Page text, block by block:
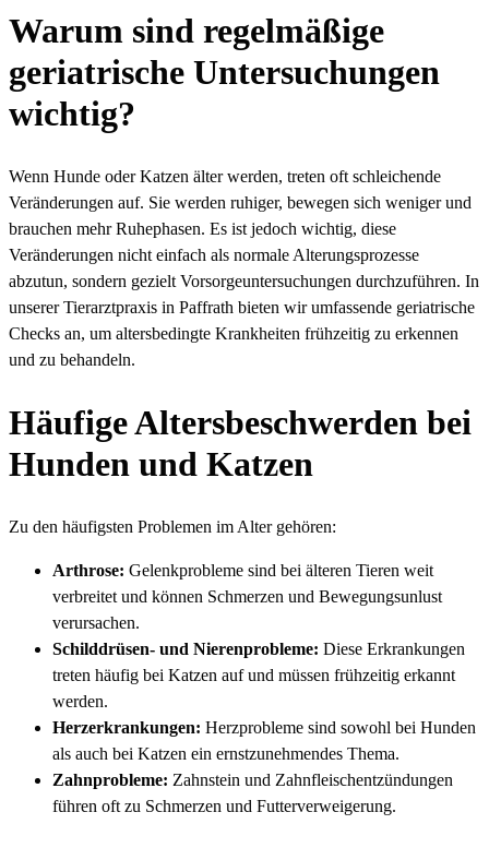
Warum sind regelmäßige
geriatrische Untersuchungen
wichtig?
Wenn Hunde oder Katzen älter werden, treten oft schleichende
Veränderungen auf. Sie werden ruhiger, bewegen sich weniger und
brauchen mehr Ruhephasen. Es ist jedoch wichtig, diese
Veränderungen nicht einfach als normale Alterungsprozesse
abzutun, sondern gezielt Vorsorgeuntersuchungen durchzuführen. In
unserer Tierarztpraxis in Paffrath bieten wir umfassende geriatrische
Checks an, um altersbedingte Krankheiten frühzeitig zu erkennen
und zu behandeln.
Häufige Altersbeschwerden bei
Hunden und Katzen
Zu den häufigsten Problemen im Alter gehören:
Arthrose: Gelenkprobleme sind bei älteren Tieren weit
verbreitet und können Schmerzen und Bewegungsunlust
verursachen.
Schilddrüsen- und Nierenprobleme: Diese Erkrankungen
treten häufig bei Katzen auf und müssen frühzeitig erkannt
werden.
Herzerkrankungen: Herzprobleme sind sowohl bei Hunden
als auch bei Katzen ein ernstzunehmendes Thema.
Zahnprobleme: Zahnstein und Zahnfleischentzündungen
führen oft zu Schmerzen und Futterverweigerung.